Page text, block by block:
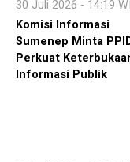
30 Juli 2026 - 14:19
Komisi Informasi
Sumenep Minta
Perkuat
Informasi Publik